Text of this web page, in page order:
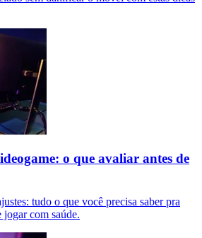
o que avaliar antes de
tudo o que você precisa saber pra
com saúde.